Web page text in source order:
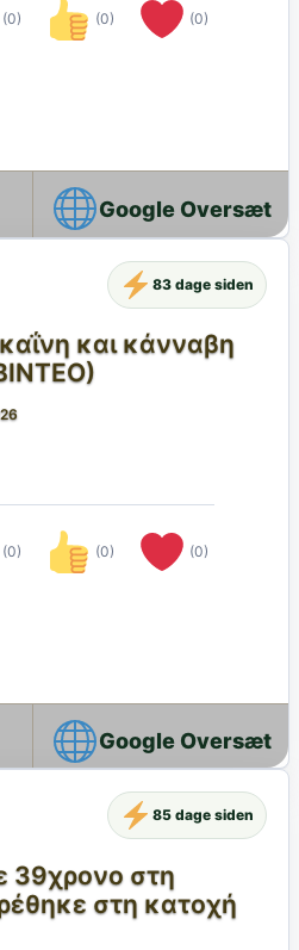
(0) (0) (0)
Google Oversæt
και κάνναβη
(0) (0) (0)
83 dage siden
Google Oversæt
39χρονο στη
στη κατοχή
85 dage siden